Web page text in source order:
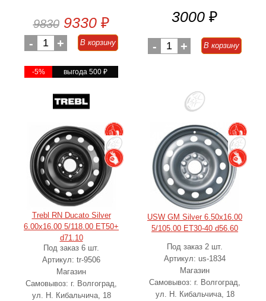
9830 9330 ₽
- 1 + В корзину
-5% выгода 500 ₽
3000 ₽
- 1 + В корзину
Trebl RN Ducato Silver
6.00x16.00 5/118.00 ET50+
d71.10
Под заказ 6 шт.
Артикул: tr-9506
Магазин
Самовывоз: г. Волгоград,
ул. Н. Кибальчича, 18
USW GM Silver 6.50x16.00
5/105.00 ET30-40 d56.60
Под заказ 2 шт.
Артикул: us-1834
Магазин
Самовывоз: г. Волгоград,
ул. Н. Кибальчича, 18